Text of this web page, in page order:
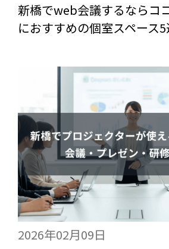
新橋でweb会議するならコ
におすすめの個室スペース5
2026年02月09日